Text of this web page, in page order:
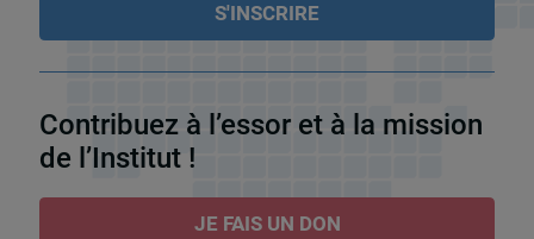
Contribuez à l’essor et à la mission
de l’Institut !
JE FAIS UN DON